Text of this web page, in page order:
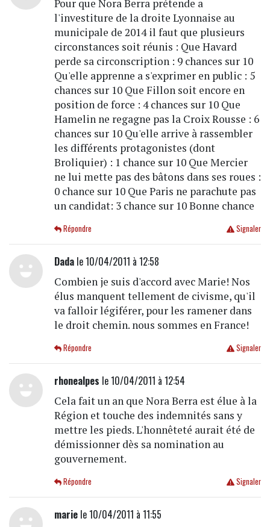
Pour que Nora Berra prétende a
l'investiture de la droite Lyonnaise au
municipale de 2014 il faut que plusieurs
circonstances soit réunis : Que Havard
perde sa circonscription : 9 chances sur 10
Qu'elle apprenne a s'exprimer en public : 5
chances sur 10 Que Fillon soit encore en
position de force : 4 chances sur 10 Que
Hamelin ne regagne pas la Croix Rousse : 6
chances sur 10 Qu'elle arrive à rassembler
les différents protagonistes (dont
Broliquier) : 1 chance sur 10 Que Mercier
ne lui mette pas des bâtons dans ses roues :
0 chance sur 10 Que Paris ne parachute pas
un candidat: 3 chance sur 10 Bonne chance
Signaler
Répondre
Dadale 10/04/2011 à 12:58
Combien je suis d'accord avec Marie! Nos
élus manquent tellement de civisme, qu'il
va falloir légiférer, pour les ramener dans
le droit chemin. nous sommes en France!
Signaler
Répondre
rhonealpes le 10/04/2011 à 12:54
Cela fait un an que Nora Berra est élue à la
Région et touche des indemnités sans y
mettre les pieds. L'honnêteté aurait été de
démissionner dès sa nomination au
gouvernement.
Signaler
Répondre
mariele 10/04/2011 à 11:55